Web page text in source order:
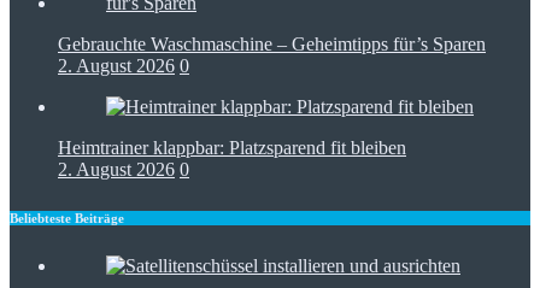
Gebrauchte Waschmaschine – Geheimtipps für’s Sparen
2. August 2026 0
Heimtrainer klappbar: Platzsparend fit bleiben
2. August 2026 0
Beliebteste Beiträge